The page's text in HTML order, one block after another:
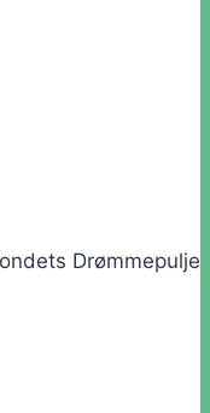
Drømmepulje